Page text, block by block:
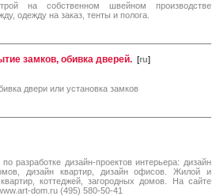
на собственном швейном производстве
одежду на заказ, тенты и полога.
замков, обивка дверей. [ru]
двери или установка замков
разработке дизайн-проектов интерьера: дизайн
дизайн квартир, дизайн офисов. Жилой и
коттеджей, загородных домов. На сайте
dom.ru (495) 580-50-41